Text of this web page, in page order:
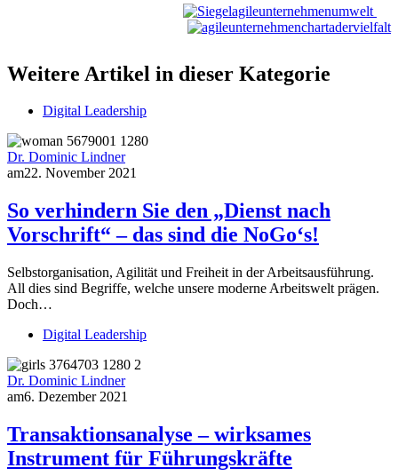
Weitere Artikel in dieser Kategorie
Digital Leadership
Dr. Dominic Lindner
am22. November 2021
So verhindern Sie den „Dienst nach
Vorschrift“ – das sind die NoGo‘s!
Selbstorganisation, Agilität und Freiheit in der Arbeitsausführung.
All dies sind Begriffe, welche unsere moderne Arbeitswelt prägen.
Doch…
Digital Leadership
Dr. Dominic Lindner
am6. Dezember 2021
Transaktionsanalyse – wirksames
Instrument für Führungskräfte